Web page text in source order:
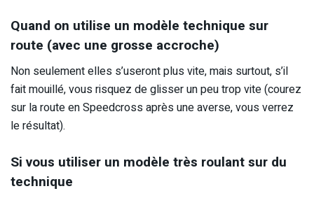
Quand on utilise un modèle technique sur
route (avec une grosse accroche)
Non seulement elles s’useront plus vite, mais surtout, s’il
fait mouillé, vous risquez de glisser un peu trop vite (courez
sur la route en Speedcross après une averse, vous verrez
le résultat).
Si vous utiliser un modèle très roulant sur du
technique